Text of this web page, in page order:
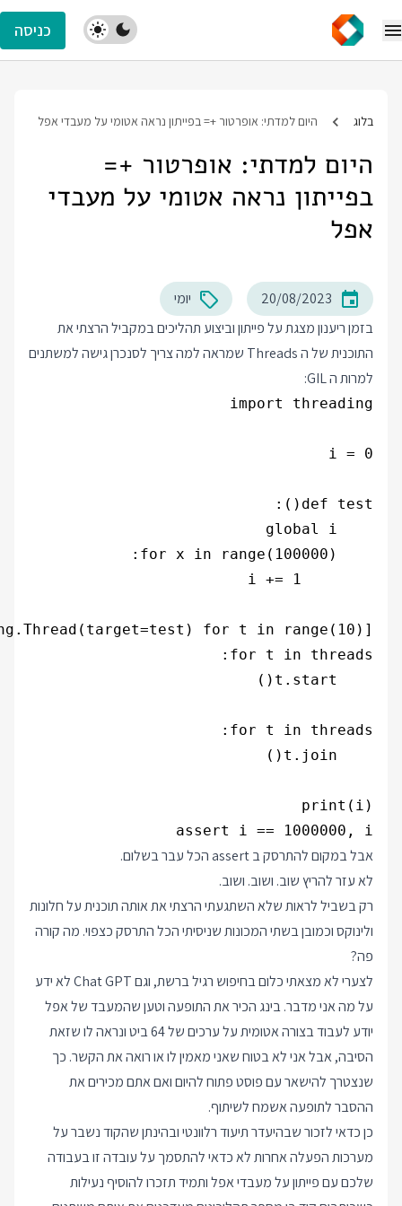
כניסה
בלוג היום למדתי: אופרטור += בפייתון נראה אטומי על מעבדי אפל
היום למדתי: אופרטור +=
בפייתון נראה אטומי על מעבדי
אפל
20/08/2023
יומי
בזמן ריענון מצגת על פייתון וביצוע תהליכים במקביל הרצתי את
התוכנית של ה Threads שמראה למה צריך לסנכרן גישה למשתנים
למרות ה GIL:
assert i == 1000000, i
אבל במקום להתרסק ב assert הכל עבר בשלום.
לא עזר להריץ שוב. ושוב. ושוב.
רק בשביל לראות שלא השתגעתי הרצתי את אותה תוכנית על חלונות
ולינוקס וכמובן בשתי המכונות שניסיתי הכל התרסק כצפוי. מה קורה
פה?
לצערי לא מצאתי כלום בחיפוש רגיל ברשת, וגם Chat GPT לא ידע
על מה אני מדבר. בינג הכיר את התופעה וטען שהמעבד של אפל
יודע לעבוד בצורה אטומית על ערכים של 64 ביט ונראה לו שזאת
הסיבה, אבל אני לא בטוח שאני מאמין לו או רואה את הקשר. כך
שנצטרך להישאר עם פוסט פתוח להיום ואם אתם מכירים את
ההסבר לתופעה אשמח לשיתוף.
כן כדאי לזכור שבהיעדר תיעוד רלוונטי ובהינתן שהקוד נשבר על
מערכות הפעלה אחרות לא כדאי להתסמך על עובדה זו בעבודה
שלכם עם פייתון על מעבדי אפל ותמיד תזכרו להוסיף נעילות